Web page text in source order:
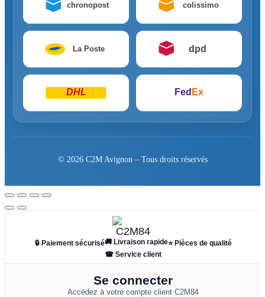
chronopost colissimo
La Poste dpd
DHL Fed Ex
© 2026 C2M Avignon – Tous droits réservés
🔒 Paiement sécurisé🚚 Livraison rapide⭐ Pièces de qualité
☎ Service client
Se connecter
Accédez à votre compte client C2M84